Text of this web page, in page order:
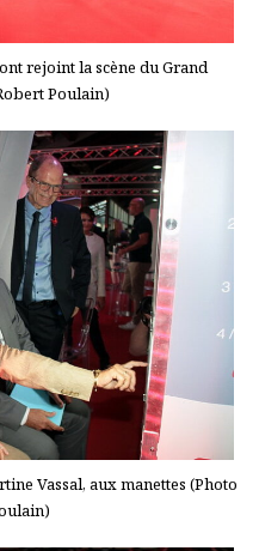
rejoint la scène du Grand
Poulain)
Vassal, aux manettes (Photo